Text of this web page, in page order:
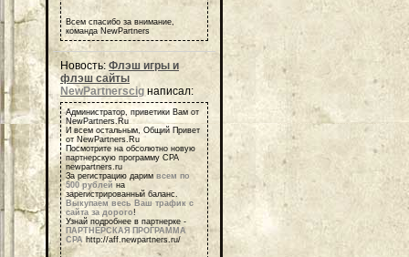
Всем спасибо за внимание,
команда NewPartners
Новость:Флэш игры и
флэш сайты
NewPartnerscig написал:
Администратор, приветики Вам от
NewPartners.Ru
И всем остальным, Общий Привет
от NewPartners.Ru
Посмотрите на обсолютно новую
партнерскую программу СРА
newpartners.ru
За регистрацию дарим всем по
500 рублей на
зарегистрированный баланс.
Выкупаем весь Ваш трафик с
сайта за дорого!
Узнай подробнее в партнерке -
ПАРТНЕРСКАЯ ПРОГРАММА
СРА http://aff.newpartners.ru/